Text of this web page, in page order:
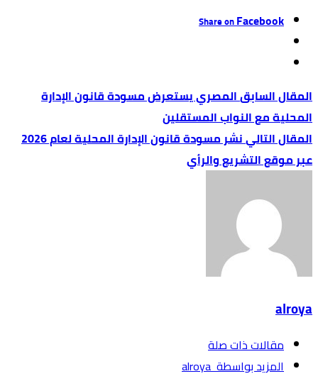
Share onFacebook
المصري يستعرض مسودة قانون الإدارة
المحلية مع النواب المستقلين
نشر مسودة قانون الإدارة المحلية لعام 2026
عبر موقع التشريع والرأي
alroya
‫مقالات ذات صلة‬
‫‫المزيد بواسطة‬ ‬ alroya